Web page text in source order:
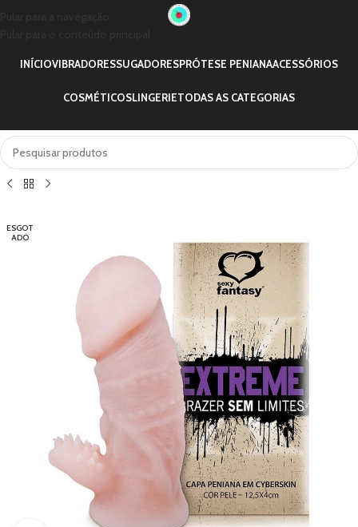
INÍCIOVIBRADORESSUGADORESPRÓTESE PENIANAACESSÓRIOS
COSMÉTICOSLINGERIETODAS AS CATEGORIAS
ESGOT
ADO